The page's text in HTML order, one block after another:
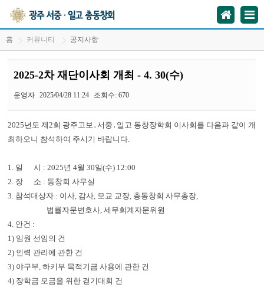
홈 커뮤니티 공지사항
2025-2차 재단이사회 개최 - 4. 30(수)
운영자 2025/04/28 11:24 조회수: 670
2025년도 제2회 광주고보․서중․일고 동창장학회 이사회를 다음과 같이 개
최하오니 참석하여 주시기 바랍니다.
1. 일 시 : 2025년 4월 30일(수) 12:00
2. 장 소 : 동창회 사무실
3. 참석대상자 : 이사, 감사, 모교 교장, 총동창회 사무총장,
법률자문변호사, 세무회계자문위원
4. 안건 :
1) 임원 선임의 건
2) 인력 관리에 관한 건
3) 야구부, 하키부 목적기금 사용에 관한 건
4) 장학금 모금을 위한 걷기대회 건